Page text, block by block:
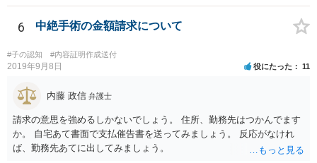
育費の増額調停を起こすこともできます。 仮に中絶する場合でも、相
手方が妊娠について話し合いをしっかりしてくれない場合には、慰謝
関わりが不可欠となると思われますので、一度話し合った上で、法律
事務所へ早めのご相談をされたほうがよろしいかと思います。
6 中絶手術の金額請求について
#子の認知 #内容証明作成送付
2019年9月8日 役にたった 11
内藤 政信 弁護士
請求の意思を強めるしかないでしょう。 住所、勤務先はつかんでます
か。 自宅あて書面で支払催告書を送ってみましょう。 反応がなけれ
ば、勤務先あてに出してみましょう。